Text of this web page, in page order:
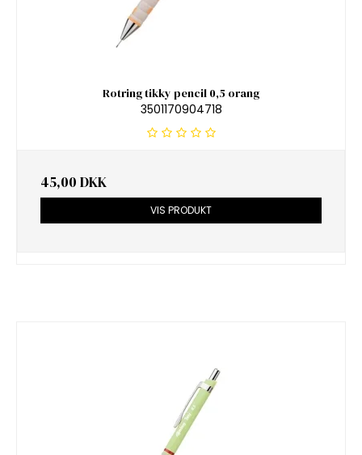
Rotring tikky pencil 0,5 orang
3501170904718
45,00 DKK
VIS PRODUKT